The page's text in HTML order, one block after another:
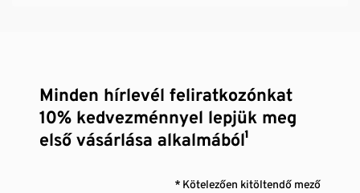
Minden hírlevél feliratkozónkat
10% kedvezménnyel lepjük meg
első vásárlása alkalmából¹
* Kötelezően kitöltendő mező